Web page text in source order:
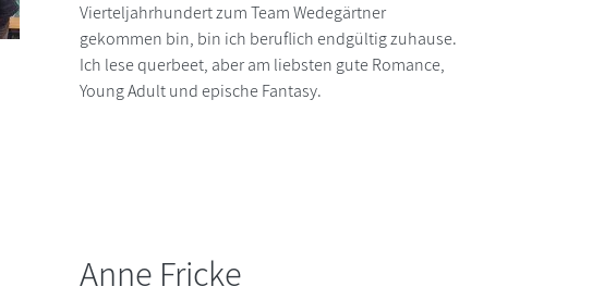
Vierteljahrhundert zum Team Wedegärtner
gekommen bin, bin ich beruflich endgültig zuhause.
Ich lese querbeet, aber am liebsten gute Romance,
Young Adult und epische Fantasy.
Anne Fricke